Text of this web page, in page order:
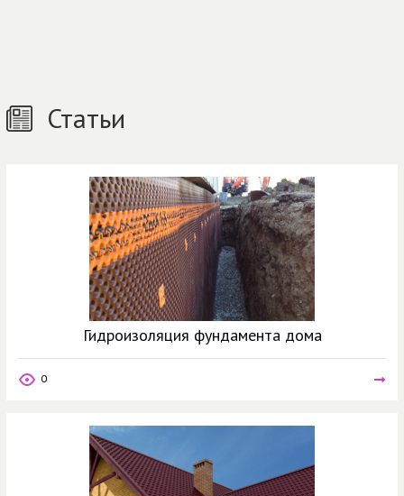
Статьи
Гидроизоляция фундамента дома
0